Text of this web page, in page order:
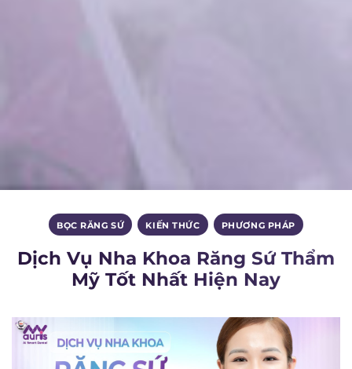
BỌC RĂNG SỨ , KIẾN THỨC , PHƯƠNG PHÁP
Dịch Vụ Nha Khoa Răng Sứ Thẩm
Mỹ Tốt Nhất Hiện Nay